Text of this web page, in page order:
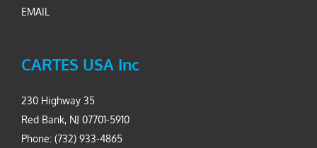
EMAIL
CARTES USA Inc
230 Highway 35
Red Bank, NJ 07701-5910
Phone: (732) 933-4865